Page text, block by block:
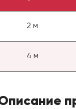
2 м
4 м